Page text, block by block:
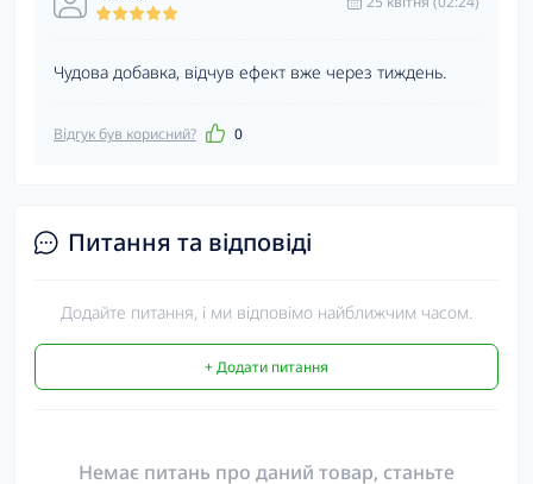
Чудова добавка, відчув ефект вже через тиждень.
Відгук був корисний? 0
Питання та відповіді
Додайте питання, і ми відповімо найближчим часом.
+ Додати питання
Немає питань про даний товар, станьте